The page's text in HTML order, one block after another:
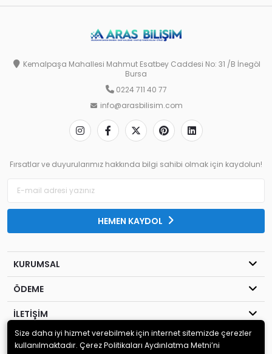
Kemalpaşa Mahallesi Mahmut Esatbey Caddesi No: 31 /B İnegöl
Bursa
0224 711 40 77
info@arasbilisim.com
Fırsatlar ve duyurularımız hakkında bilgi sahibi olmak için kaydolun!
HEMEN KAYDOL
KURUMSAL
ÖDEME
İLETİŞİM
© 2020Aras Bilişim. Tüm hakları saklıdır.
Size daha iyi hizmet verebilmek için internet sitemizde çerezler
kullanılmaktadır. Çerez Politikaları Aydınlatma Metni’ni